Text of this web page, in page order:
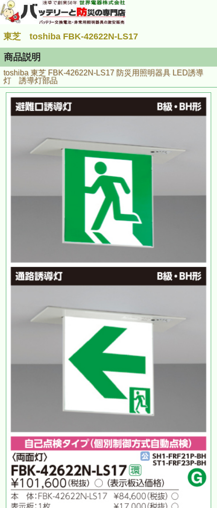
東芝 toshiba FBK-42622N-LS17
商品説明
toshiba 東芝 FBK-42622N-LS17 防災用照明器具 LED誘導
灯 誘導灯部品